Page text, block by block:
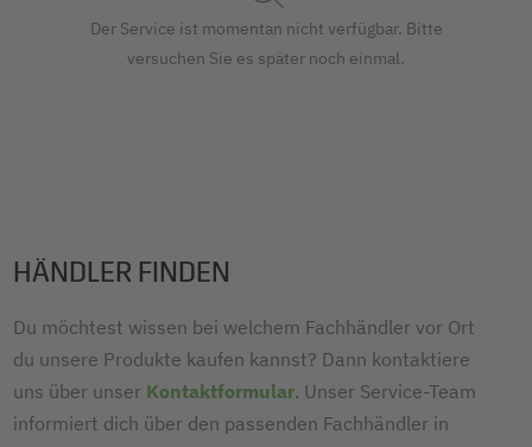
Der Service ist momentan nicht verfügbar. Bitte
versuchen Sie es später noch einmal.
HÄNDLER FINDEN
Du möchtest wissen bei welchem Fachhändler vor Ort
du unsere Produkte kaufen kannst? Dann kontaktiere
uns über unser Kontaktformular. Unser Service-Team
informiert dich über den passenden Fachhändler in